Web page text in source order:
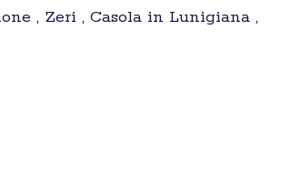
, Zeri , Casola in Lunigiana ,